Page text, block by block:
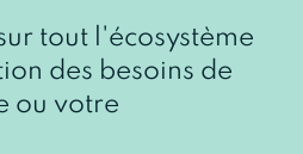
tout l'écosystème
des besoins de
ou votre